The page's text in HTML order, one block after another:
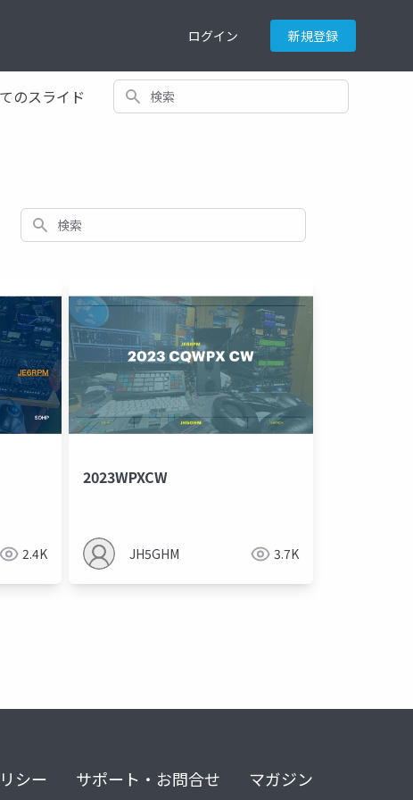
ログイン 新規登録
のスライド 検索
検索
2.4K
2023WPXCW
JH5GHM 3.7K
シー サポート・お問合せ マガジン